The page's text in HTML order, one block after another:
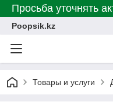
Просьба уточнять
Poopsik.kz
Товары и услуги